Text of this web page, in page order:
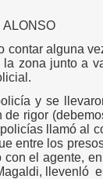
ALONSO
contaralguna
zona junto a
y se
rigor
llamó al
entre los
el agente,
llevenló